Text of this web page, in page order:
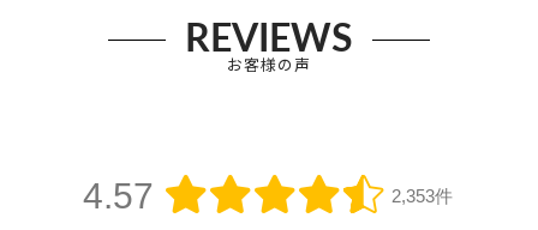
REVIEWS
お客様の声
4.57 2,353件